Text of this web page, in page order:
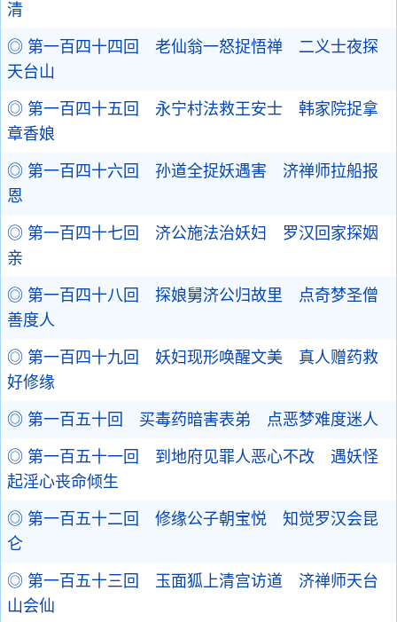
清
◎ 第一百四十四回 老仙翁一怒捉悟禅 二义士夜探
天台山
◎ 第一百四十五回 永宁村法救王安士 韩家院捉拿
章香娘
◎ 第一百四十六回 孙道全捉妖遇害 济禅师拉船报
恩
◎ 第一百四十七回 济公施法治妖妇 罗汉回家探姻
亲
◎ 第一百四十八回 探娘舅济公归故里 点奇梦圣僧
善度人
◎ 第一百四十九回 妖妇现形唤醒文美 真人赠药救
好修缘
◎ 第一百五十回 买毒药暗害表弟 点恶梦难度迷人
◎ 第一百五十一回 到地府见罪人恶心不改 遇妖怪
起淫心丧命倾生
◎ 第一百五十二回 修缘公子朝宝悦 知觉罗汉会昆
仑
◎ 第一百五十三回 玉面狐上清宫访道 济禅师天台
山会仙